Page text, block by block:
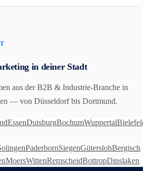
in deiner Stadt
aus derB2B & Industrie-Branche in
— von Düsseldorf bis Dortmund.
EssenDuisburgBochumWuppertalBielefeld
PaderbornSiegenGüterslohBergisch
MoersWittenRemscheidBottropDinslaken